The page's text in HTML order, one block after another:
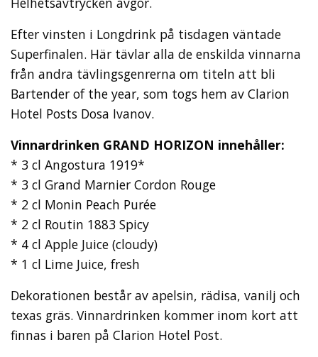
Efter vinsten i Longdrink på tisdagen väntade
Superfinalen. Här tävlar alla de enskilda vinnarna
från andra tävlingsgenrerna om titeln att bli
Bartender of the year, som togs hem av Clarion
Hotel Posts Dosa Ivanov.
Vinnardrinken GRAND HORIZON innehåller:
* 3 cl Angostura 1919*
* 3 cl Grand Marnier Cordon Rouge
* 2 cl Monin Peach Purée
* 2 cl Routin 1883 Spicy
* 4 cl Apple Juice (cloudy)
* 1 cl Lime Juice, fresh
Dekorationen består av apelsin, rädisa, vanilj och
texas gräs. Vinnardrinken kommer inom kort att
finnas i baren på Clarion Hotel Post.